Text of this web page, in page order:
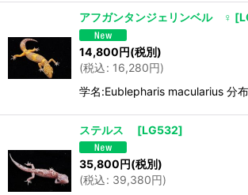
アフガンタンジェリンベル ♀ [
14,800円(税別)
(税込: 16,280円)
学名:Eublepharis macularius 分
ステルス [LG532]
35,800円(税別)
(税込: 39,380円)